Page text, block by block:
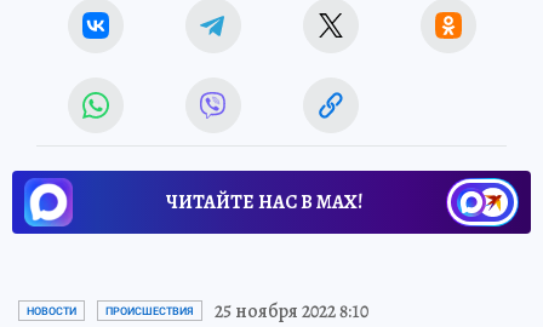
ЧИТАЙТЕ НАС В МАХ!
НОВОСТИ ПРОИСШЕСТВИЯ 25 ноября 2022 8:10